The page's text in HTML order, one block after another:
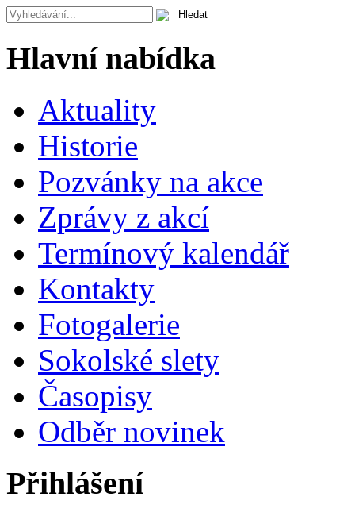
Hlavní nabídka
Aktuality
Historie
Pozvánky na akce
Zprávy z akcí
Termínový kalendář
Kontakty
Fotogalerie
Sokolské slety
Časopisy
Odběr novinek
Přihlášení